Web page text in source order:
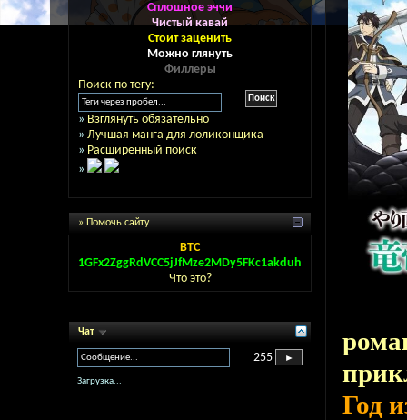
Сплошное эччи
Чистый кавай
Стоит заценить
Можно глянуть
Филлеры
Поиск по тегу:
» Взглянуть обязательно
» Лучшая манга для лоликонщика
» Расширенный поиск
»
» Помочь сайту
BTC
1GFx2ZggRdVCC5jJfMze2MDy5FKc1akduh
Что это?
Чат
255
Загрузка...
Год